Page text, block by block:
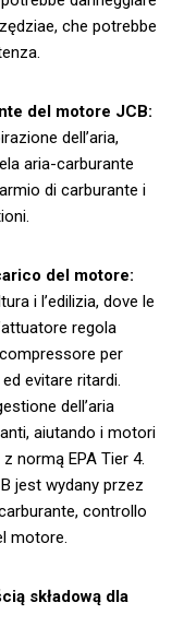
che potrebbe
del motore JCB:
dell’aria,
aria-carburante
di carburante i
del motore:
i l’edilizia, dove le
regola
per
evitare ritardi.
dell’aria
aiutando i motori
normą EPA Tier 4.
jest wydany przez
controllo
motore.
składową dla